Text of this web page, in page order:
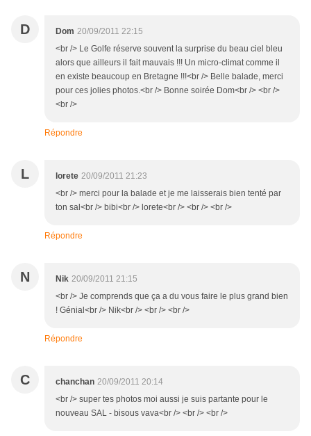
D Dom 20/09/2011 22:15
<br /> Le Golfe réserve souvent la surprise du beau ciel bleu
alors que ailleurs il fait mauvais !!! Un micro-climat comme il
en existe beaucoup en Bretagne !!!<br /> Belle balade, merci
pour ces jolies photos.<br /> Bonne soirée Dom<br /> <br />
<br />
Répondre
L lorete 20/09/2011 21:23
<br /> merci pour la balade et je me laisserais bien tenté par
ton sal<br /> bibi<br /> lorete<br /> <br /> <br />
Répondre
N Nik 20/09/2011 21:15
<br /> Je comprends que ça a du vous faire le plus grand bien
! Génial<br /> Nik<br /> <br /> <br />
Répondre
C chanchan 20/09/2011 20:14
<br /> super tes photos moi aussi je suis partante pour le
nouveau SAL - bisous vava<br /> <br /> <br />